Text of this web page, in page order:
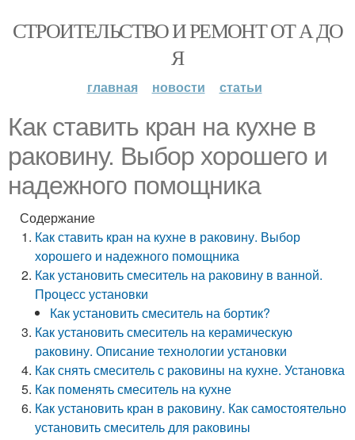
СТРОИТЕЛЬСТВО И РЕМОНТ ОТ А ДО
Я
главная новости статьи
Как ставить кран на кухне в
раковину. Выбор хорошего и
надежного помощника
Содержание
Как ставить кран на кухне в раковину. Выбор
хорошего и надежного помощника
Как установить смеситель на раковину в ванной.
Процесс установки
Как установить смеситель на бортик?
Как установить смеситель на керамическую
раковину. Описание технологии установки
Как снять смеситель с раковины на кухне. Установка
Как поменять смеситель на кухне
Как установить кран в раковину. Как самостоятельно
установить смеситель для раковины